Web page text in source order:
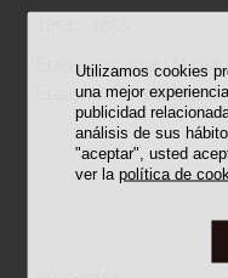
Utilizamos cookies
una mejor
publicidad
análisis de sus
"aceptar", usted
ver lapolítica de
Francesc Barba i Masip
Francesc Rosell i Uguet